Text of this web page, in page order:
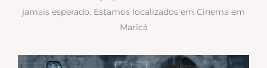
jamais esperado. Estamos localizados em Cinema em
Maricá